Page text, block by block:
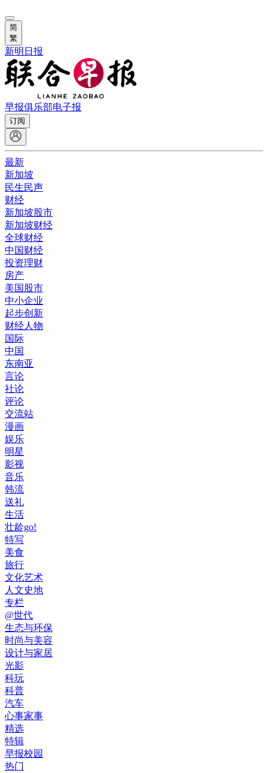
简
繁
新明日报
早报俱乐部电子报
订阅
最新
新加坡
民生民声
财经
新加坡股市
新加坡财经
全球财经
中国财经
投资理财
房产
美国股市
中小企业
起步创新
财经人物
国际
中国
东南亚
言论
社论
评论
交流站
漫画
娱乐
明星
影视
音乐
韩流
送礼
生活
壮龄go!
特写
美食
旅行
文化艺术
人文史地
专栏
@世代
生态与环保
时尚与美容
设计与家居
光影
科玩
科普
汽车
心事家事
精选
特辑
早报校园
热门